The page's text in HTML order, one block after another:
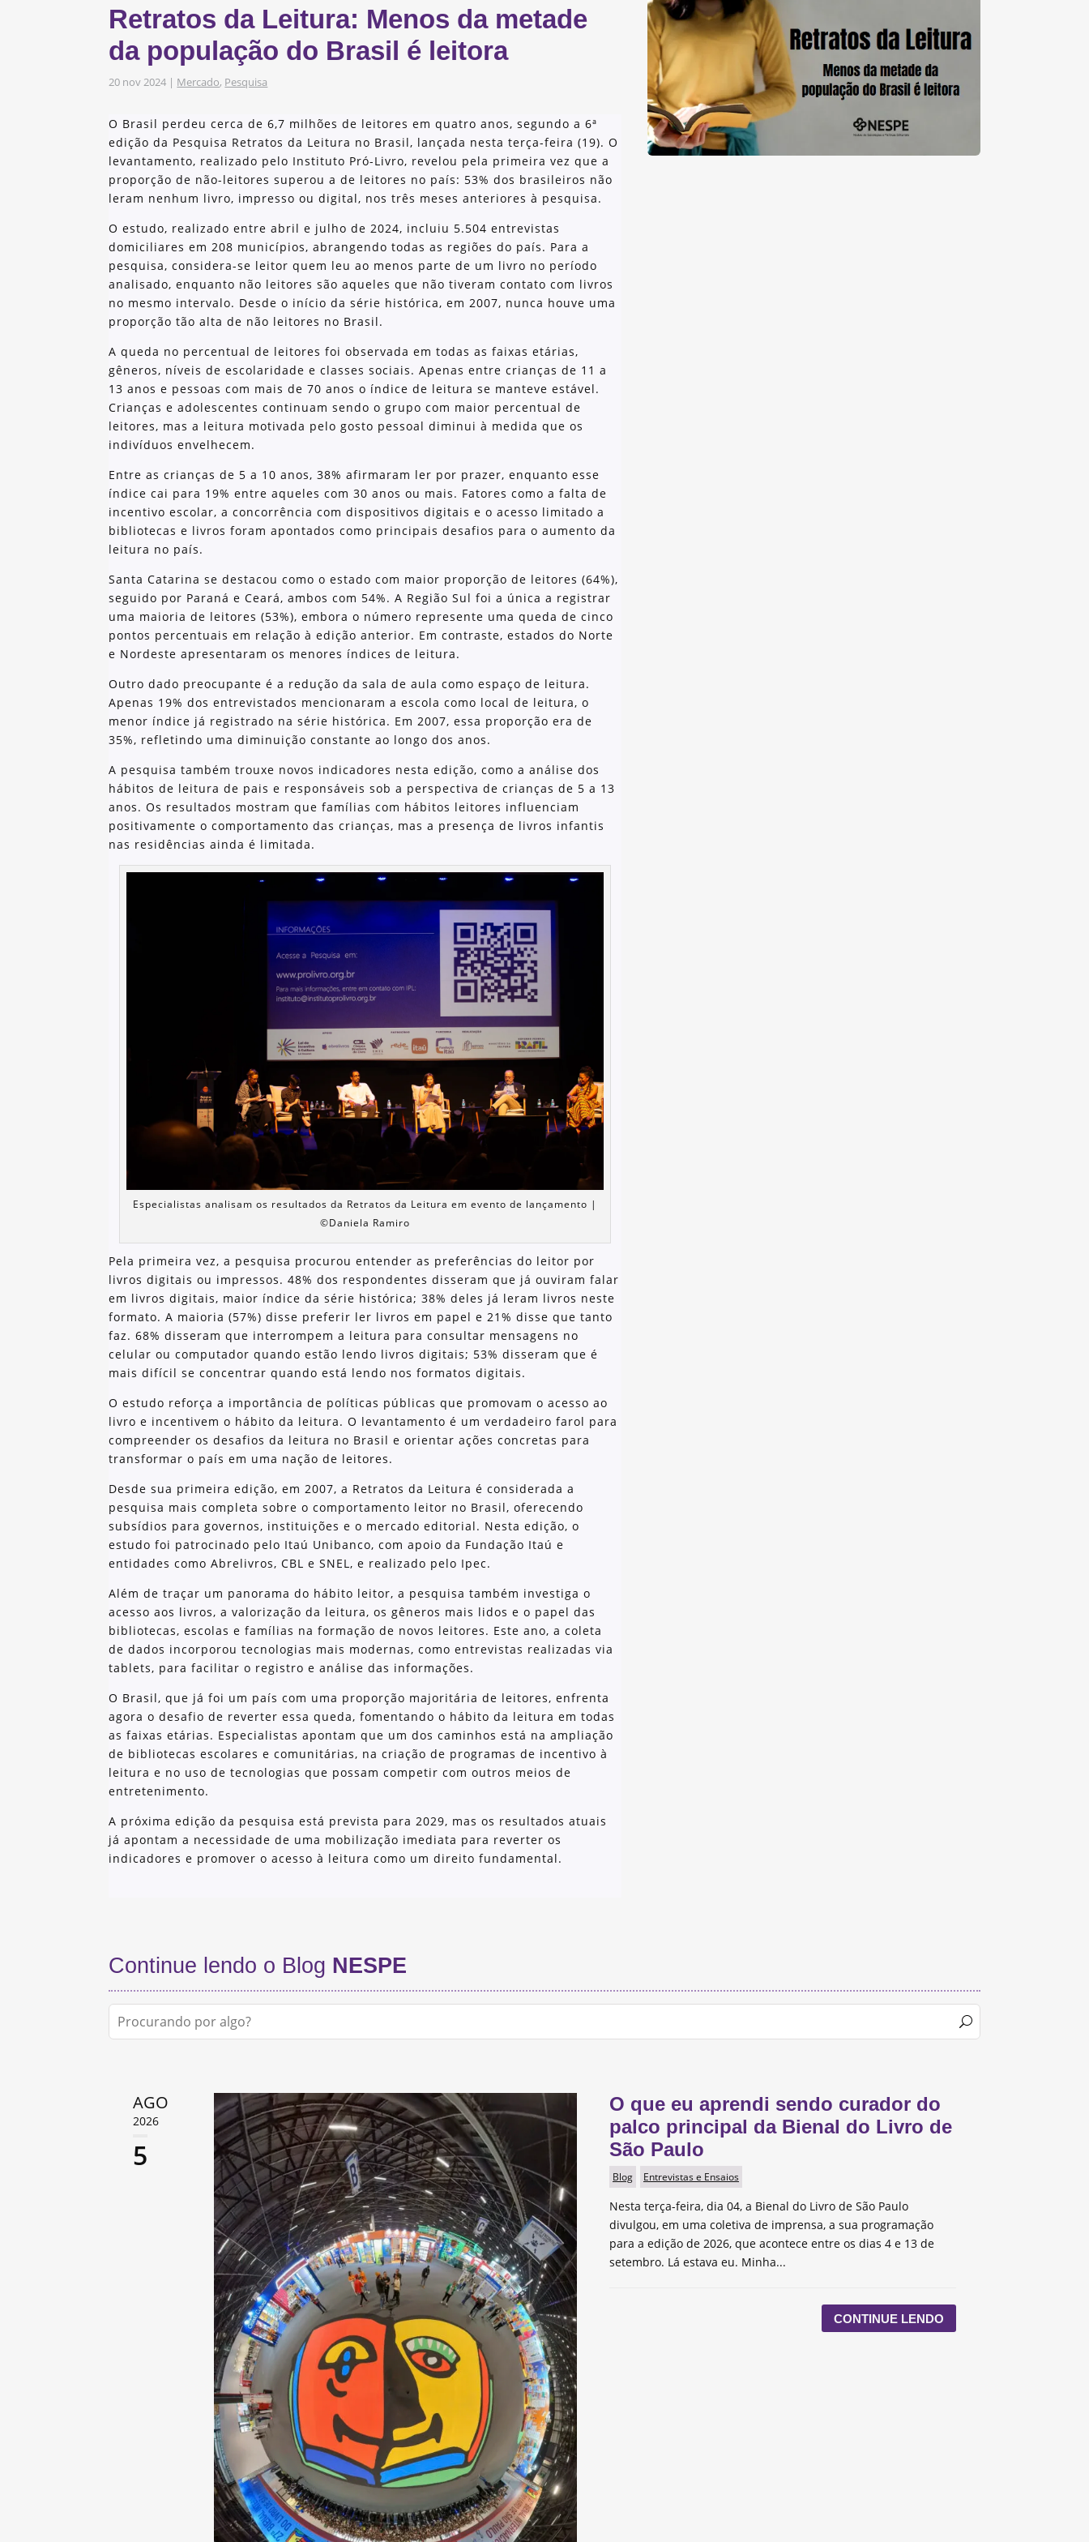
Retratos da Leitura: Menos da metade
da população do Brasil é leitora
20 nov 2024 | Mercado, Pesquisa
O Brasil perdeu cerca de 6,7 milhões de leitores em quatro anos, segundo a 6ª
edição da Pesquisa Retratos da Leitura no Brasil, lançada nesta terça-feira (19). O
levantamento, realizado pelo Instituto Pró-Livro, revelou pela primeira vez que a
proporção de não-leitores superou a de leitores no país: 53% dos brasileiros não
leram nenhum livro, impresso ou digital, nos três meses anteriores à pesquisa.
O estudo, realizado entre abril e julho de 2024, incluiu 5.504 entrevistas
domiciliares em 208 municípios, abrangendo todas as regiões do país. Para a
pesquisa, considera-se leitor quem leu ao menos parte de um livro no período
analisado, enquanto não leitores são aqueles que não tiveram contato com livros
no mesmo intervalo. Desde o início da série histórica, em 2007, nunca houve uma
proporção tão alta de não leitores no Brasil.
A queda no percentual de leitores foi observada em todas as faixas etárias,
gêneros, níveis de escolaridade e classes sociais. Apenas entre crianças de 11 a
13 anos e pessoas com mais de 70 anos o índice de leitura se manteve estável.
Crianças e adolescentes continuam sendo o grupo com maior percentual de
leitores, mas a leitura motivada pelo gosto pessoal diminui à medida que os
indivíduos envelhecem.
Entre as crianças de 5 a 10 anos, 38% afirmaram ler por prazer, enquanto esse
índice cai para 19% entre aqueles com 30 anos ou mais. Fatores como a falta de
incentivo escolar, a concorrência com dispositivos digitais e o acesso limitado a
bibliotecas e livros foram apontados como principais desafios para o aumento da
leitura no país.
Santa Catarina se destacou como o estado com maior proporção de leitores (64%),
seguido por Paraná e Ceará, ambos com 54%. A Região Sul foi a única a registrar
uma maioria de leitores (53%), embora o número represente uma queda de cinco
pontos percentuais em relação à edição anterior. Em contraste, estados do Norte
e Nordeste apresentaram os menores índices de leitura.
Outro dado preocupante é a redução da sala de aula como espaço de leitura.
Apenas 19% dos entrevistados mencionaram a escola como local de leitura, o
menor índice já registrado na série histórica. Em 2007, essa proporção era de
35%, refletindo uma diminuição constante ao longo dos anos.
A pesquisa também trouxe novos indicadores nesta edição, como a análise dos
hábitos de leitura de pais e responsáveis sob a perspectiva de crianças de 5 a 13
anos. Os resultados mostram que famílias com hábitos leitores influenciam
positivamente o comportamento das crianças, mas a presença de livros infantis
nas residências ainda é limitada.
Especialistas analisam os resultados da Retratos da Leitura em evento de lançamento |
©️Daniela Ramiro
Pela primeira vez, a pesquisa procurou entender as preferências do leitor por
livros digitais ou impressos. 48% dos respondentes disseram que já ouviram falar
em livros digitais, maior índice da série histórica; 38% deles já leram livros neste
formato. A maioria (57%) disse preferir ler livros em papel e 21% disse que tanto
faz. 68% disseram que interrompem a leitura para consultar mensagens no
celular ou computador quando estão lendo livros digitais; 53% disseram que é
mais difícil se concentrar quando está lendo nos formatos digitais.
O estudo reforça a importância de políticas públicas que promovam o acesso ao
livro e incentivem o hábito da leitura. O levantamento é um verdadeiro farol para
compreender os desafios da leitura no Brasil e orientar ações concretas para
transformar o país em uma nação de leitores.
Desde sua primeira edição, em 2007, a Retratos da Leitura é considerada a
pesquisa mais completa sobre o comportamento leitor no Brasil, oferecendo
subsídios para governos, instituições e o mercado editorial. Nesta edição, o
estudo foi patrocinado pelo Itaú Unibanco, com apoio da Fundação Itaú e
entidades como Abrelivros, CBL e SNEL, e realizado pelo Ipec.
Além de traçar um panorama do hábito leitor, a pesquisa também investiga o
acesso aos livros, a valorização da leitura, os gêneros mais lidos e o papel das
bibliotecas, escolas e famílias na formação de novos leitores. Este ano, a coleta
de dados incorporou tecnologias mais modernas, como entrevistas realizadas via
tablets, para facilitar o registro e análise das informações.
O Brasil, que já foi um país com uma proporção majoritária de leitores, enfrenta
agora o desafio de reverter essa queda, fomentando o hábito da leitura em todas
as faixas etárias. Especialistas apontam que um dos caminhos está na ampliação
de bibliotecas escolares e comunitárias, na criação de programas de incentivo à
leitura e no uso de tecnologias que possam competir com outros meios de
entretenimento.
A próxima edição da pesquisa está prevista para 2029, mas os resultados atuais
já apontam a necessidade de uma mobilização imediata para reverter os
indicadores e promover o acesso à leitura como um direito fundamental.
Continue lendo o Blog NESPE
AGO
2026
5
O que eu aprendi sendo curador do
palco principal da Bienal do Livro de
São Paulo
Blog Entrevistas e Ensaios
Nesta terça-feira, dia 04, a Bienal do Livro de São Paulo
divulgou, em uma coletiva de imprensa, a sua programação
para a edição de 2026, que acontece entre os dias 4 e 13 de
setembro. Lá estava eu. Minha...
CONTINUE LENDO